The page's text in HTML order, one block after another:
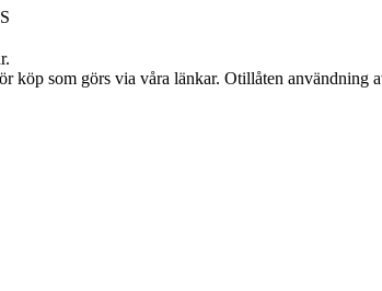
som görs via våra länkar. Otillåten användning